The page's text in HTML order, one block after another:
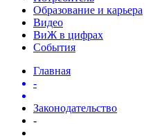
Образование и карьера
Видео
ВиЖ в цифрах
События
Главная
-
Законодательство
-